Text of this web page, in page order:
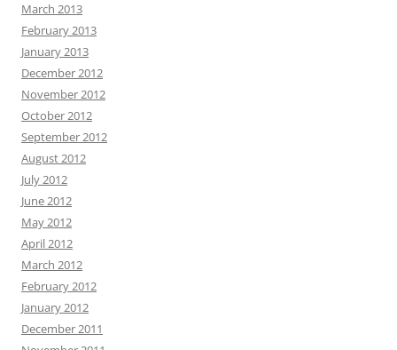
March 2013
February 2013
January 2013
December 2012
November 2012
October 2012
September 2012
August 2012
July 2012
June 2012
May 2012
April 2012
March 2012
February 2012
January 2012
December 2011